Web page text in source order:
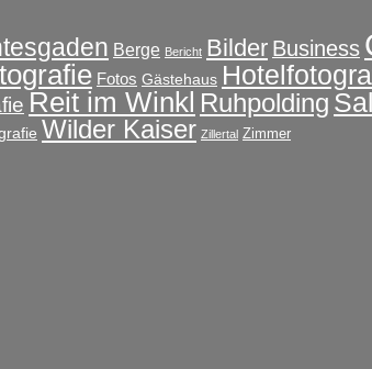
Berge Bericht Bilder Business
Fotos Gästehaus
Reit im Winkl Ruhpolding
Wilder Kaiser Zillertal Zimmer